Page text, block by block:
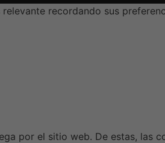
recordando sus
por el sitio web. De estas, las